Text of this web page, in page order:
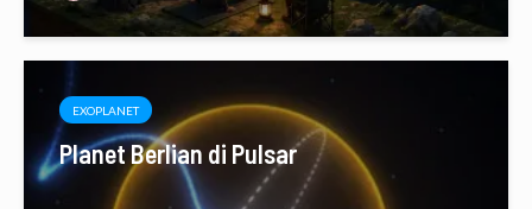
EXOPLANET
Planet Berlian di Pulsar